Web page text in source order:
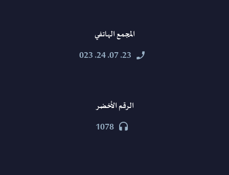
المجمع الهاتفي


23. 07. 24. 023
الرقم الأخضر


1078